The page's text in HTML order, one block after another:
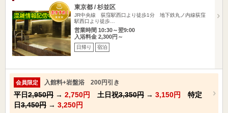
東京都 / 杉並区
JR中央線 荻窪駅西口より徒歩1分 地下鉄丸ノ内線荻窪
駅西口より徒歩…
営業時間 10:30～翌9:00
入浴料金 2,300円～
日帰り 宿泊
会員限定 入館料+岩盤浴 200円引き
平日2,950円 → 2,750円 土日祝3,350円 → 3,150円
特定
日3,450円 → 3,250円